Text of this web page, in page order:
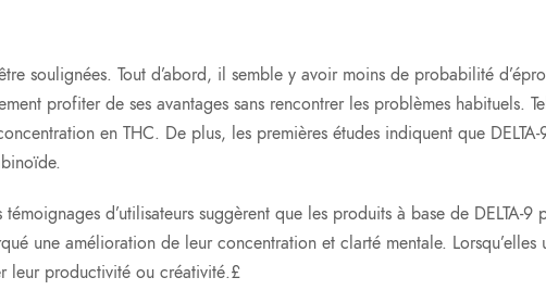
soulignées. Tout d’abord, il semble y avoir moins de probabilité
profiter de ses avantages sans rencontrer les problèmes habituels.
en THC. De plus, les premières études indiquent que
d’utilisateurs suggèrent que les produits à base de DELTA-
une amélioration de leur concentration et clarté mentale.
leur productivité ou créativité.£